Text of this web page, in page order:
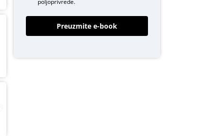
poljoprivrede.
Preuzmite e-book